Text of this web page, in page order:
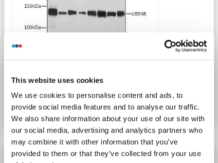
This website uses cookies
We use cookies to personalise content and ads, to
provide social media features and to analyse our traffic.
We also share information about your use of our site with
our social media, advertising and analytics partners who
may combine it with other information that you’ve
provided to them or that they’ve collected from your use
Fiche technique Détails
UBE4B anticorps (AA 254-303)